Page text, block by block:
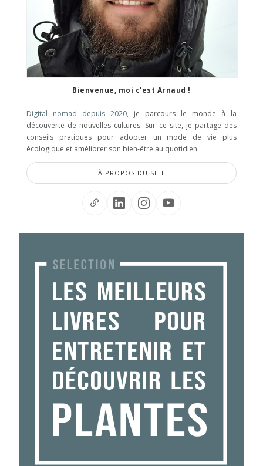
Bienvenue, moi c'est Arnaud !
Digital nomad depuis 2020, je parcours le monde à la
découverte de nouvelles cultures. Sur ce site, je partage des
conseils pratiques pour adopter un mode de vie plus
écologique et améliorer son bien-être au quotidien.
À PROPOS DU SITE